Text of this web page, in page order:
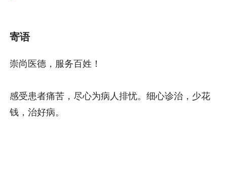
寄语
崇尚医德，服务百姓！
感受患者痛苦，尽心为病人排忧。细心诊治，少花
钱，治好病。